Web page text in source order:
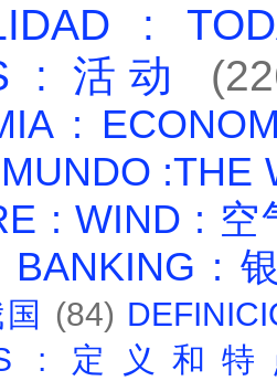
:
: 活动
:
:THE
: WIND : 空
BANKING :
(84)
: 定义和